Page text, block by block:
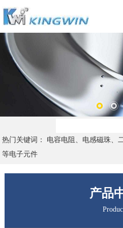
热门关键词： 电容电阻、电感磁珠、
等电子元件
产品